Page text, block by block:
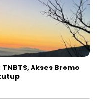
Akses Bromo